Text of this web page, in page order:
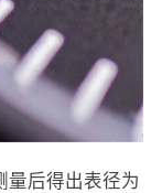
量后得出表径为